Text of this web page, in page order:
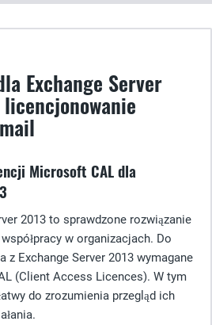
Exchange Server
Microsoft CAL dla
2013 to sprawdzone rozwiązanie
w organizacjach. Do
z Exchange Server 2013 wymagane
(Client Access Licences). W tym
do zrozumienia przegląd ich